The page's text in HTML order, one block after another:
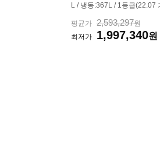
L / 냉동:367L / 1등급(22.07
I절약모드 / 색상:베이지 / [신
핸들 / 미세자동정온 / 급속냉
평균가 2,593,297원
최저가
1,997,340원